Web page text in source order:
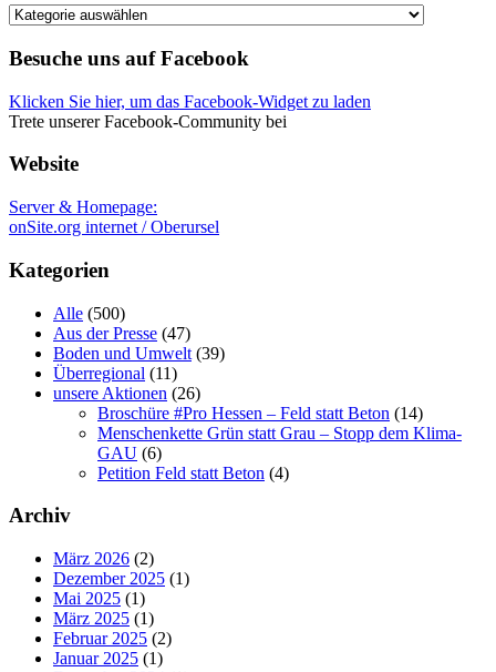
Weitere
Besuche uns auf Facebook
Klicken Sie hier, um das Facebook-Widget zu laden
Trete unserer Facebook-Community bei
Website
Server & Homepage:
onSite.org internet / Oberursel
Kategorien
Alle (500)
Aus der Presse (47)
Boden und Umwelt (39)
Überregional (11)
unsere Aktionen (26)
Broschüre #Pro Hessen – Feld statt Beton (14)
Menschenkette Grün statt Grau – Stopp dem Klima-
GAU (6)
Petition Feld statt Beton (4)
Archiv
März 2026 (2)
Dezember 2025 (1)
Mai 2025 (1)
März 2025 (1)
Februar 2025 (2)
Januar 2025 (1)